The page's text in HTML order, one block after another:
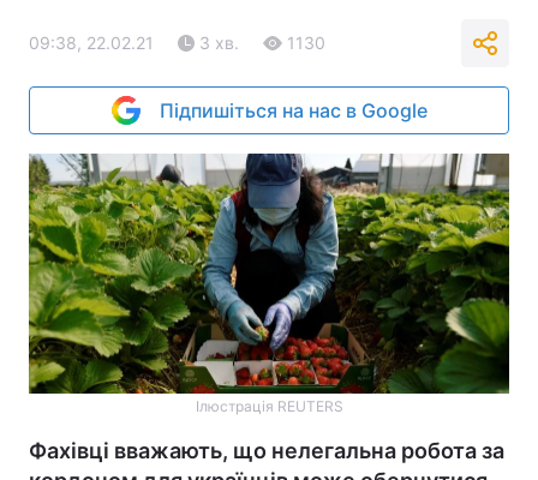
09:38, 22.02.21 3 хв. 1130
Підпишіться на нас в Google
Ілюстрація REUTERS
Фахівці вважають, що нелегальна робота за